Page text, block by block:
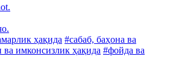
ҳақида #сабаб, баҳона ва
ва имконсизлик ҳақида #фойда ва